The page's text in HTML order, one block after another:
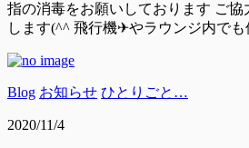
指の消毒をお願いしております ご協
します(^^ 飛行機✈やラウンジ内でも
Blog お知らせ ひとりごと…
2020/11/4